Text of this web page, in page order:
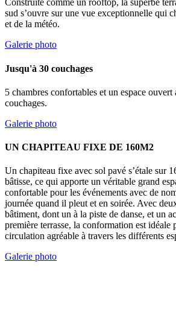
Construite comme un rooftop, la superbe
sud s’ouvre sur une vue exceptionnelle qui
et de la météo.
Galerie photo
Jusqu'à 30 couchages
5 chambres confortables et un espace
couchages.
Galerie photo
UN CHAPITEAU FIXE DE 160M2
Un chapiteau fixe avec sol pavé s’étale sur
bâtisse, ce qui apporte un véritable grand
confortable pour les événements avec de
journée quand il pleut et en soirée. Avec
bâtiment, dont un à la piste de danse, et un
première terrasse, la conformation est idéale
circulation agréable à travers les différents
Galerie photo